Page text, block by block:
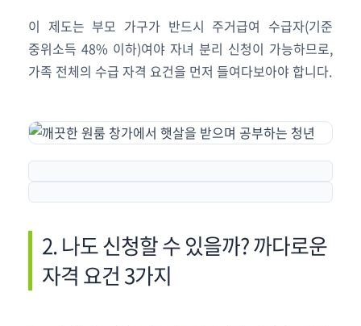
이 제도는 부모 가구가 반드시 주거급여 수급자(기준
중위소득 48% 이하)여야 자녀 분리 신청이 가능하므로,
가족 전체의 수급 자격 요건을 먼저 들여다보아야 합니다.
2. 나도 신청할 수 있을까? 까다로운
자격 요건 3가지